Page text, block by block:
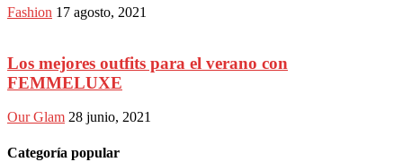
Fashion 17 agosto, 2021
Los mejores outfits para el verano con
FEMMELUXE
Our Glam 28 junio, 2021
Categoría popular